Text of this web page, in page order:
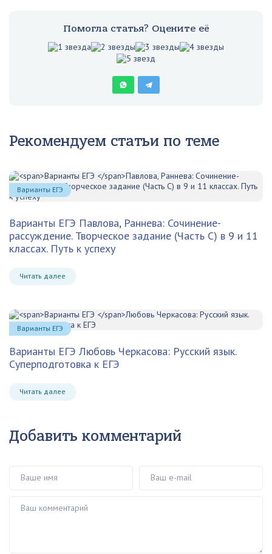
Помогла статья? Оцените её
Рекомендуем статьи по теме
Варианты ЕГЭ Павлова, Раннева: Сочинение-
рассуждение. Творческое задание (Часть С) в 9 и 11
классах. Путь к успеху
Читать далее
Варианты ЕГЭ
Варианты ЕГЭ Любовь Черкасова: Русский язык.
Суперподготовка к ЕГЭ
Читать далее
Варианты ЕГЭ
Добавить комментарий